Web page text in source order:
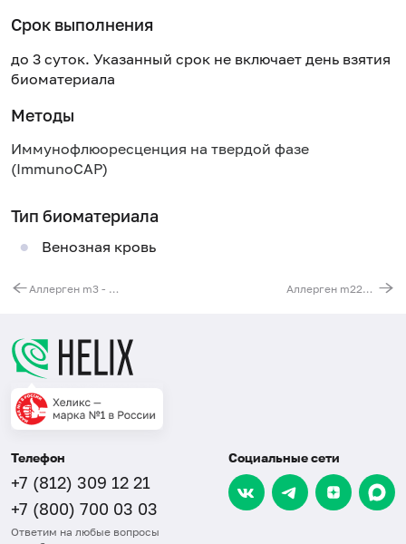
Срок выполнения
до 3 суток. Указанный срок не включает день взятия
биоматериала
Методы
Иммунофлюоресценция на твердой фазе
(ImmunoCAP)
Тип биоматериала
Венозная кровь
Аллерген m3 - аспергилл дымящий (Aspergillus fumigatus), IgE (ImmunoCAP) Аллерген m227 - дрожжеподобные грибы Malassezia spp., IgE (ImmunoCAP)
Телефон
+7 (812) 309 12 21
+7 (800) 700 03 03
Ответим на любые вопросы
Социальные сети